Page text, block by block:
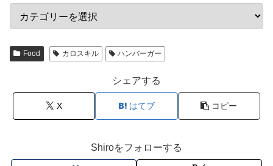
Food カロスキル ハンバーガー
シェアする
X はてブ コピー
Shiroをフォローする